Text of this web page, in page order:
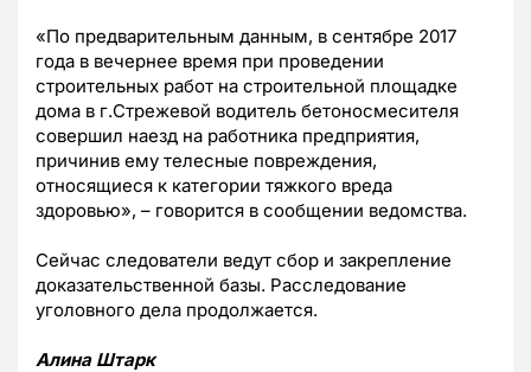
«По предварительным данным, в сентябре 2017
года в вечернее время при проведении
строительных работ на строительной площадке
дома в г.Стрежевой водитель бетоносмесителя
совершил наезд на работника предприятия,
причинив ему телесные повреждения,
относящиеся к категории тяжкого вреда
здоровью», – говорится в сообщении ведомства.
Сейчас следователи ведут сбор и закрепление
доказательственной базы. Расследование
уголовного дела продолжается.
Алина Штарк